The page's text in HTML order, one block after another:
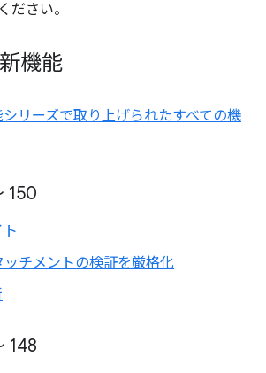
ださい。
機能
リーズで取り上げられたすべての機
150
チメントの検証を厳格化
148